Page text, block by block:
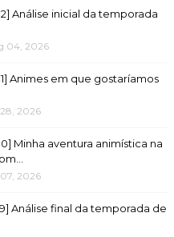
Análise inicial da temporada
04, 2026
Animes em que gostaríamos
2026
Minha aventura animística na
2026
Análise final da temporada de